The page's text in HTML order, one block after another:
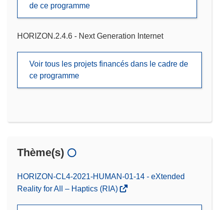
de ce programme
HORIZON.2.4.6 - Next Generation Internet
Voir tous les projets financés dans le cadre de
ce programme
Thème(s)
HORIZON-CL4-2021-HUMAN-01-14 - eXtended
Reality for All – Haptics (RIA)